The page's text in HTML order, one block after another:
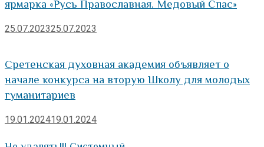
ярмарка «Русь Православная. Медовый Спас»
25.07.202325.07.2023
Сретенская духовная академия объявляет о
начале конкурса на вторую Школу для молодых
гуманитариев
19.01.202419.01.2024